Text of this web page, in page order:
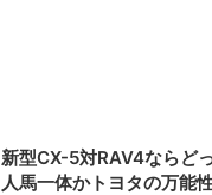
新型CX-5対RAV4ならど
人馬一体かトヨタの万能